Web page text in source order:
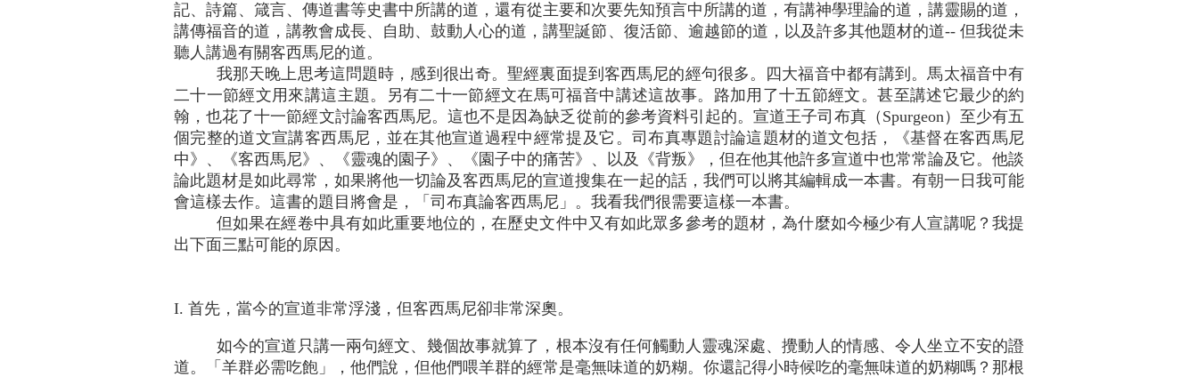
記、詩篇、箴言、傳道書等史書中所講的道，還有從主要和次要先知預言中所講的道，有講神學理論的道，講靈賜的道，
講傳福音的道，講教會成長、自助、鼓動人心的道，講聖誕節、復活節、逾越節的道，以及許多其他題材的道-- 但我從未
聽人講過有關客西馬尼的道。
我那天晚上思考這問題時，感到很出奇。聖經裏面提到客西馬尼的經句很多。四大福音中都有講到。馬太福音中有
二十一節經文用來講這主題。另有二十一節經文在馬可福音中講述這故事。路加用了十五節經文。甚至講述它最少的約
翰，也花了十一節經文討論客西馬尼。這也不是因為缺乏從前的參考資料引起的。宣道王子司布真（Spurgeon）至少有五
個完整的道文宣講客西馬尼，並在其他宣道過程中經常提及它。司布真專題討論這題材的道文包括，《基督在客西馬尼
中》、《客西馬尼》、《靈魂的園子》、《園子中的痛苦》、以及《背叛》，但在他其他許多宣道中也常常論及它。他談
論此題材是如此尋常，如果將他一切論及客西馬尼的宣道搜集在一起的話，我們可以將其編輯成一本書。有朝一日我可能
會這樣去作。這書的題目將會是，「司布真論客西馬尼」。我看我們很需要這樣一本書。
但如果在經卷中具有如此重要地位的，在歷史文件中又有如此眾多參考的題材，為什麼如今極少有人宣講呢？我提
出下面三點可能的原因。
I. 首先，當今的宣道非常浮淺，但客西馬尼卻非常深奧。
如今的宣道只講一兩句經文、幾個故事就算了，根本沒有任何觸動人靈魂深處、攪動人的情感、令人坐立不安的證
道。「羊群必需吃飽」，他們說，但他們喂羊群的經常是毫無味道的奶糊。你還記得小時候吃的毫無味道的奶糊嗎？那根